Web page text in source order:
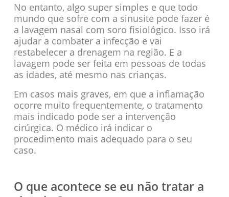
No entanto, algo super simples e que todo
mundo que sofre com a sinusite pode fazer é
a lavagem nasal com soro fisiológico. Isso irá
ajudar a combater a infecção e vai
restabelecer a drenagem na região. E a
lavagem pode ser feita em pessoas de todas
as idades, até mesmo nas crianças.
Em casos mais graves, em que a inflamação
ocorre muito frequentemente, o tratamento
mais indicado pode ser a intervenção
cirúrgica. O médico irá indicar o
procedimento mais adequado para o seu
caso.
O que acontece se eu não tratar a